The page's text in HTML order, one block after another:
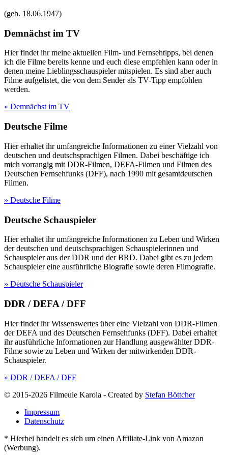
(geb. 18.06.1947)
Demnächst im TV
Hier findet ihr meine aktuellen Film- und Fernsehtipps, bei denen
ich die Filme bereits kenne und euch diese empfehlen kann oder in
denen meine Lieblingsschauspieler mitspielen. Es sind aber auch
Filme aufgelistet, die von dem Sender als TV-Tipp empfohlen
werden.
» Demnächst im TV
Deutsche Filme
Hier erhaltet ihr umfangreiche Informationen zu einer Vielzahl von
deutschen und deutschsprachigen Filmen. Dabei beschäftige ich
mich vorrangig mit DDR-Filmen, DEFA-Filmen und Filmen des
Deutschen Fernsehfunks (DFF), nach 1990 mit gesamtdeutschen
Filmen.
» Deutsche Filme
Deutsche Schauspieler
Hier erhaltet ihr umfangreiche Informationen zu Leben und Wirken
der deutschen und deutschsprachigen Schauspielerinnen und
Schauspieler aus der DDR und der BRD. Dabei gibt es zu jedem
Schauspieler eine ausführliche Biografie sowie deren Filmografie.
» Deutsche Schauspieler
DDR / DEFA / DFF
Hier findet ihr Wissenswertes über eine Vielzahl von DDR-Filmen
der DEFA und des Deutschen Fernsehfunks (DFF). Dabei erhaltet
ihr ausführliche Informationen zur Handlung ausgewählter DDR-
Filme sowie zu Leben und Wirken der mitwirkenden DDR-
Schauspieler.
» DDR / DEFA / DFF
© 2015-2026 Filmeule Karola - Created by Stefan Böttcher
Impressum
Datenschutz
* Hierbei handelt es sich um einen Affiliate-Link von Amazon
(Werbung).